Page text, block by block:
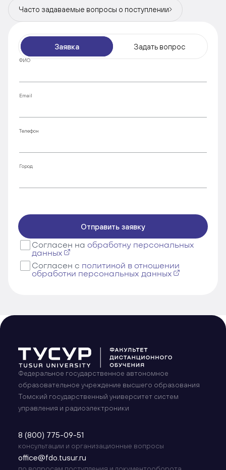
Часто задаваемые вопросы о поступлении
Заявка Задать вопрос
ФИО
Email
Телефон
Город
Отправить заявку
Согласен на обработку персональных
данных
Согласен с политикой в отношении
обработки персональных данных
Федеральное государственное автономное
образовательное учреждение высшего образования
Томский государственный университет систем
управления и радиоэлектроники
8 (800) 775-09-51
консультации и организационные вопросы
office@fdo.tusur.ru